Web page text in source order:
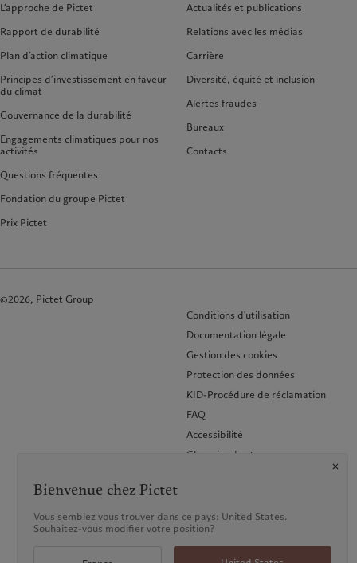
L’approche de Pictet
Rapport de durabilité
Plan d’action climatique
Principes d’investissement en faveur
du climat
Gouvernance de la durabilité
Engagements climatiques pour nos
activités
Questions fréquentes
Fondation du groupe Pictet
Prix Pictet
Actualités et publications
Relations avec les médias
Carrière
Diversité, équité et inclusion
Alertes fraudes
Bureaux
Contacts
©2026, Pictet Group
Conditions d'utilisation
Documentation légale
Gestion des cookies
Protection des données
KID-Procédure de réclamation
FAQ
Accessibilité
Glossaire des termes
Bienvenue chez Pictet
Vous semblez vous trouver dans ce pays: United States.
Souhaitez-vous modifier votre position?